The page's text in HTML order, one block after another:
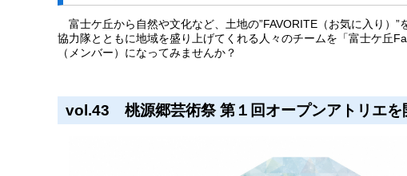
富士ケ丘から自然や文化など、土地の”FAVORITE（お気に入り）
協力隊とともに地域を盛り上げてくれる人々のチームを「富士ケ丘
（メンバー）になってみませんか？
vol.43 桃源郷芸術祭 第１回オープンアトリエを